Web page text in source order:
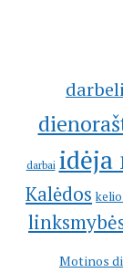
darbai idėja
Kalėdos
Motinos